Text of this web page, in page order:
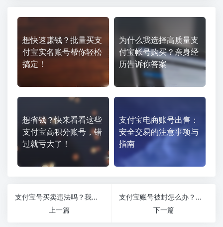
想快速赚钱？批量买支
付宝实名账号帮你轻松
搞定！
为什么我选择高质量支
付宝帐号购买？亲身经
历告诉你答案
想省钱？快来看看这些
支付宝高积分账号，错
过就亏大了！
支付宝电商账号出售：
安全交易的注意事项与
指南
支付宝号买卖违法吗？我咨询完律师终于放心了
上一篇
支付宝账号被封怎么办？我学到的实用解决方案
下一篇